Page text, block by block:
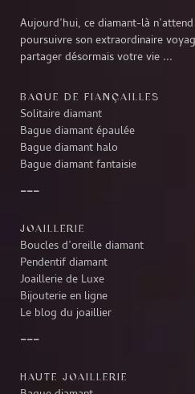
Aujourd’hui, ce diamant-là
poursuivre son extraordinaire
partager désormais votre vie ...
BAGUE DE FIANÇAILLES
Solitaire diamant
Bague diamant épaulée
Bague diamant halo
Bague diamant fantaisie
JOAILLERIE
Boucles d’oreille diamant
Pendentif diamant
Joaillerie de Luxe
Bijouterie en ligne
Le blog du joaillier
HAUTE JOAILLERIE